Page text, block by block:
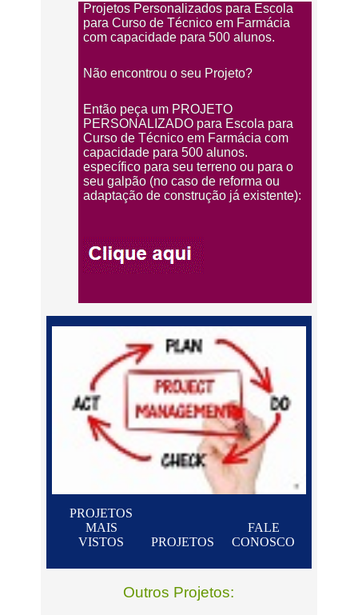
Projetos Personalizados para Escola
para Curso de Técnico em Farmácia
com capacidade para 500 alunos.
Não encontrou o seu Projeto?
Então peça um PROJETO
PERSONALIZADO para Escola para
Curso de Técnico em Farmácia com
capacidade para 500 alunos.
específico para seu terreno ou para o
seu galpão (no caso de reforma ou
adaptação de construção já existente):
PROJETOS
MAIS
VISTOS
PROJETOS
FALE
CONOSCO
Outros Projetos: